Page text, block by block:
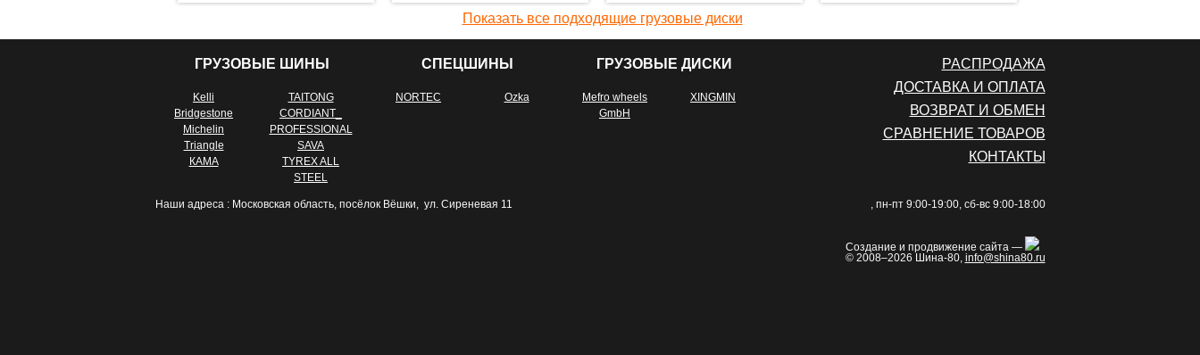
Показать все подходящие грузовые диски
ГРУЗОВЫЕ ШИНЫ СПЕЦШИНЫ ГРУЗОВЫЕ ДИСКИ
Kelli
Bridgestone
Michelin
Triangle
КАМА
TAITONG
CORDIANT_
PROFESSIONAL
SAVA
TYREX ALL
STEEL
NORTEC Ozka
Mefro wheels
GmbH
XINGMIN
РАСПРОДАЖА
ДОСТАВКА И ОПЛАТА
ВОЗВРАТ И ОБМЕН
СРАВНЕНИЕ ТОВАРОВ
КОНТАКТЫ
Наши адреса : Московская область, посёлок Вёшки, ул. Сиреневая 11 , пн-пт 9:00-19:00, сб-вс 9:00-18:00
Создание и продвижение сайта —
© 2008–2026 Шина-80, info@shina80.ru